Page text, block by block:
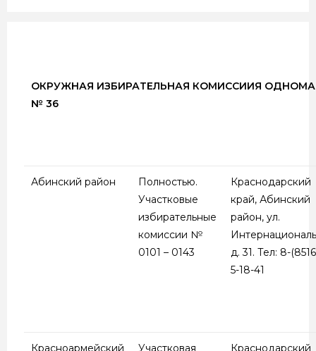
ОКРУЖНАЯ ИЗБИРАТЕЛЬНАЯ КОМИССИИЯ
№ 36
Абинский район
Полностью.
Участковые
избирательные
комиссии №
0101 – 0143
Краснодарский
край, Абинский
район, ул.
д. 31. Тел: 8-
5-18-41
Красноармейский
Участковая
Краснодарский